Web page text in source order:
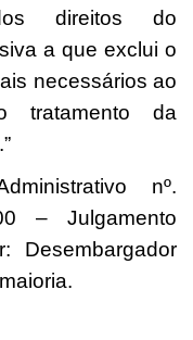
direitos do
a que exclui o
necessários ao
tratamento da
nº.
– Julgamento
Desembargador